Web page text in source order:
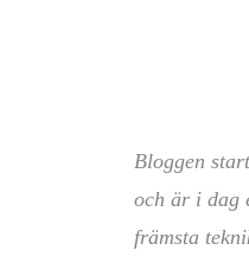
Bloggen
och är i dag
främsta